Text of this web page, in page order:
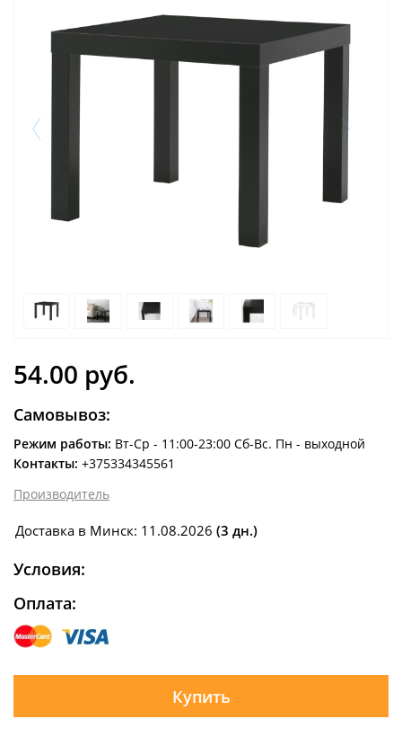
54.00 руб.
Самовывоз:
Режим работы: Вт-Ср - 11:00-23:00 Сб-Вс. Пн - выходной
Контакты: +375334345561
Производитель
Доставка в Минск: 11.08.2026 (3 дн.)
Условия:
Оплата:
Купить